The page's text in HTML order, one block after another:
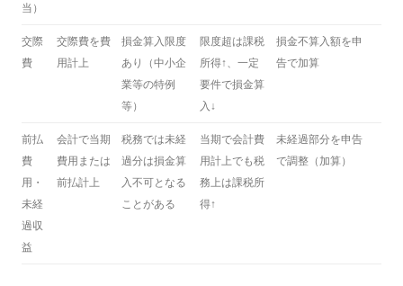
当）
交際
費
交際費を費
用計上
損金算入限度
あり（中小企
業等の特例
等）
限度超は課税
所得↑、一定
要件で損金算
入↓
損金不算入額を申
告で加算
前払
費
用・
未経
過収
益
会計で当期
費用または
前払計上
税務では未経
過分は損金算
入不可となる
ことがある
当期で会計費
用計上でも税
務上は課税所
得↑
未経過部分を申告
で調整（加算）